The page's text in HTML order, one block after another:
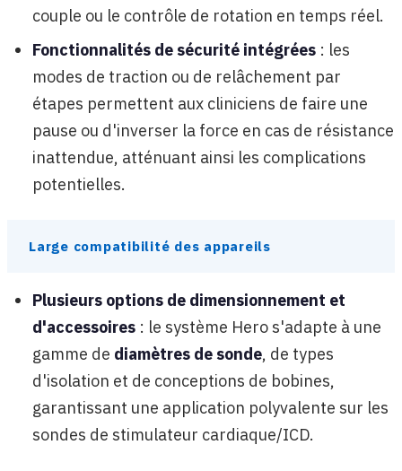
couple ou le contrôle de rotation en temps réel.
Fonctionnalités de sécurité intégrées : les
modes de traction ou de relâchement par
étapes permettent aux cliniciens de faire une
pause ou d'inverser la force en cas de résistance
inattendue, atténuant ainsi les complications
potentielles.
Large compatibilité des appareils
Plusieurs options de dimensionnement et
d'accessoires : le système Hero s'adapte à une
gamme de diamètres de sonde, de types
d'isolation et de conceptions de bobines,
garantissant une application polyvalente sur les
sondes de stimulateur cardiaque/ICD.